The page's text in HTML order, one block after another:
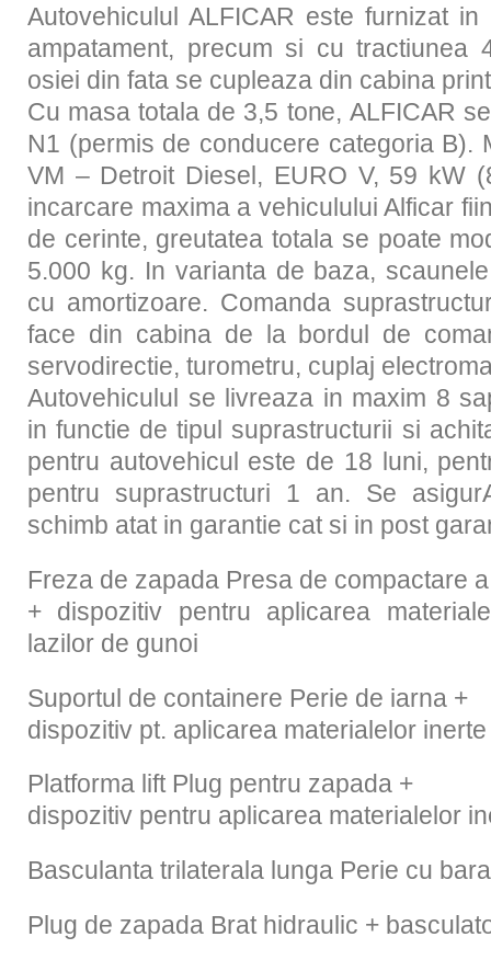
Autovehiculul ALFICAR este furnizat
ampatament, precum si cu tractiunea
osiei din fata se cupleaza din cabina
Cu masa totala de 3,5 tone, ALFICAR
N1 (permis de conducere categoria B).
VM – Detroit Diesel, EURO V, 59 kW
incarcare maxima a vehiculului Alficar
de cerinte, greutatea totala se poate
5.000 kg. In varianta de baza,
cu amortizoare. Comanda
face din cabina de la bordul de
servodirectie, turometru, cuplaj
Autovehiculul se livreaza in maxim 8
in functie de tipul suprastructurii si
pentru autovehicul este de 18 luni,
pentru suprastructuri 1 an. Se
schimb atat in garantie cat si in post
Freza de zapada Presa de compactare
+ dispozitiv pentru aplicarea
lazilor de gunoi
Suportul de containere Perie de iarna +
dispozitiv pt. aplicarea materialelor inerte
Platforma lift Plug pentru zapada +
dispozitiv pentru aplicarea materialelor
Basculanta trilaterala lunga Perie cu
Plug de zapada Brat hidraulic +